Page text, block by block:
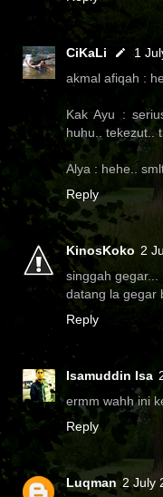
CiKaLi
1
akmal afiqah :
Kak Ayu :
huhu.. tekezut.. t
Alya : hehe..
Reply
KinosKoko 2
singgah gegar...
datang la gegar
Reply
Isamuddin Isa
ermm wahh ini
Reply
Luqman 2 July